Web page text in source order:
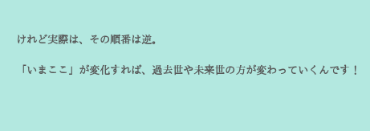
けれど実際は、その順番は逆。
「いまここ」が変化すれば、過去世や未来世の方が変わっていくんです！